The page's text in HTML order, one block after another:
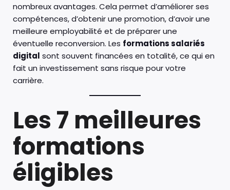
nombreux avantages. Cela permet d’améliorer ses
compétences, d’obtenir une promotion, d’avoir une
meilleure employabilité et de préparer une
éventuelle reconversion. Les formations salariés
digital sont souvent financées en totalité, ce qui en
fait un investissement sans risque pour votre
carrière.
Les 7 meilleures
formations
éligibles